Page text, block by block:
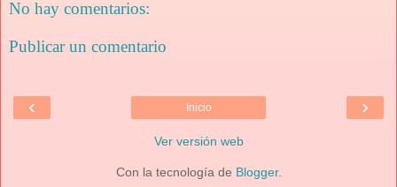
No hay comentarios:
Publicar un comentario
‹ ›
Inicio
Ver versión web
Con la tecnología de Blogger.